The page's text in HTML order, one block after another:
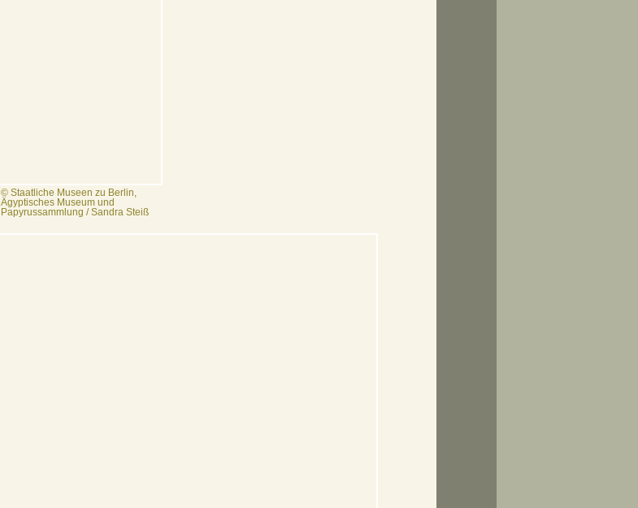
© Staatliche Museen zu Berlin,
Ägyptisches Museum und
Papyrussammlung / Sandra Steiß